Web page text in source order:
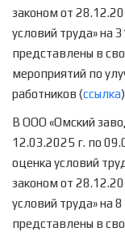
законом от
условий труда» на
представлены в
мероприятий по
работников (ссылка
В ООО «Омский
12.03.2025 г. по
оценка условий
законом от
условий труда» на
представлены в